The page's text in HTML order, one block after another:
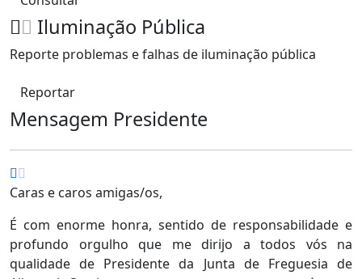
Iluminação Pública
Reporte problemas e falhas de iluminação pública
Reportar
Mensagem Presidente
Caras e caros amigas/os,
É com enorme honra, sentido de responsabilidade e
profundo orgulho que me dirijo a todos vós na
qualidade de Presidente da Junta de Freguesia de